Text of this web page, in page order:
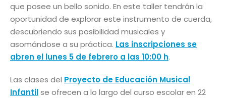
que posee un bello sonido. En este taller tendrán la
oportunidad de explorar este instrumento de cuerda,
descubriendo sus posibilidad musicales y
asomándose a su práctica. Las inscripciones se
abren el lunes 5 de febrero a las 10:00 h.
Las clases del Proyecto de Educación Musical
Infantilse ofrecen a lo largo del curso escolar en 22